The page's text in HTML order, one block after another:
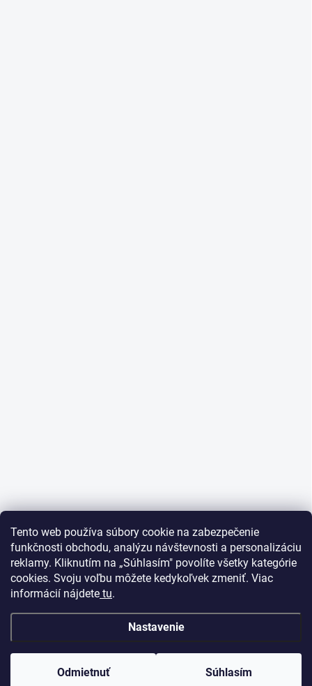
Tento web používa súbory cookie na zabezpečenie
funkčnosti obchodu, analýzu návštevnosti a personalizáciu
reklamy. Kliknutím na „Súhlasím" povolíte všetky kategórie
cookies. Svoju voľbu môžete kedykoľvek zmeniť. Viac
informácií nájdete tu.
Nastavenie
Odmietnuť Súhlasím